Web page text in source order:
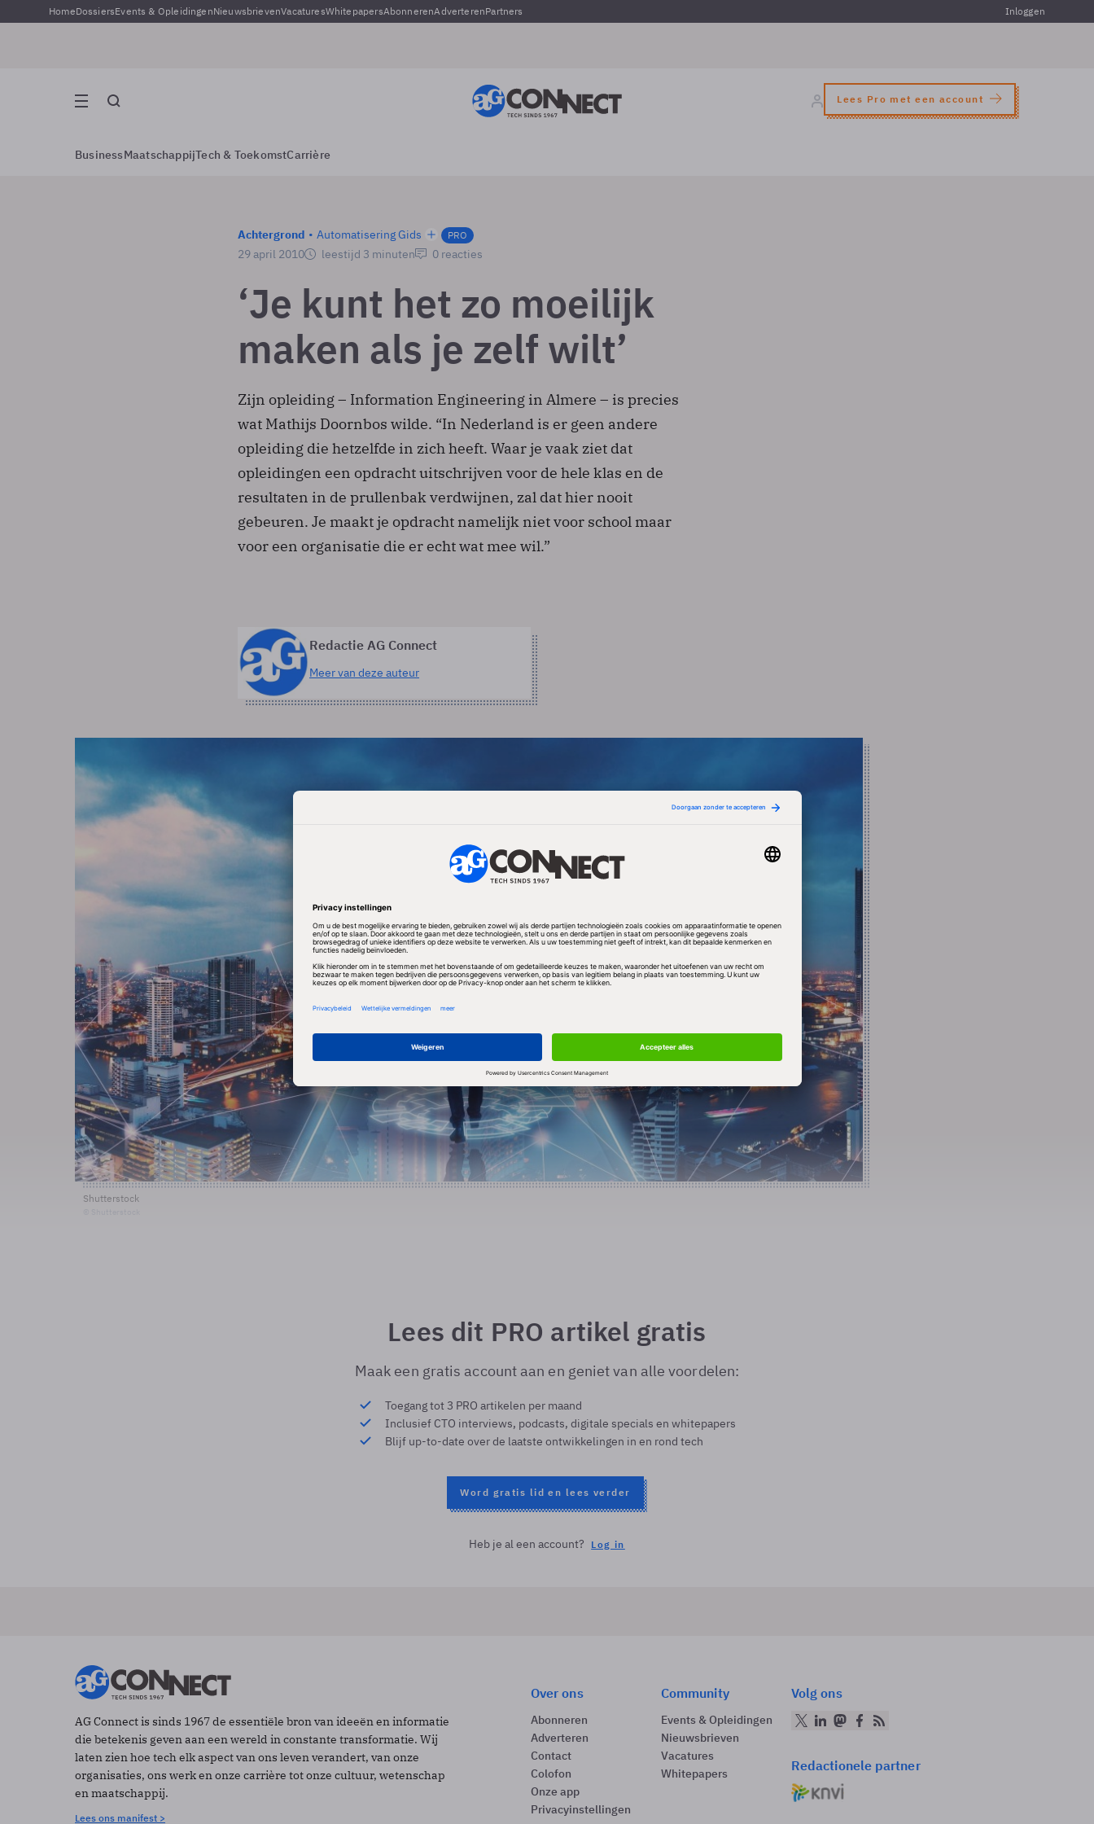
HomeDossiersEvents & OpleidingenNieuwsbrievenVacaturesWhitepapersAbonnerenAdverterenPartners Inloggen
Lees Pro met een account
BusinessMaatschappijTech & ToekomstCarrière
Achtergrond Automatisering Gids PRO
29 april 2010 leestijd 3 minuten 0 reacties
‘Je kunt het zo moeilijk
maken als je zelf wilt’
Zijn opleiding – Information Engineering in Almere – is precies
wat Mathijs Doornbos wilde. “In Nederland is er geen andere
opleiding die hetzelfde in zich heeft. Waar je vaak ziet dat
opleidingen een opdracht uitschrijven voor de hele klas en de
resultaten in de prullenbak verdwijnen, zal dat hier nooit
gebeuren. Je maakt je opdracht namelijk niet voor school maar
voor een organisatie die er echt wat mee wil.”
Redactie AG Connect
Meer van deze auteur
Shutterstock
Lees dit PRO artikel gratis
Maak een gratis account aan en geniet van alle voordelen:
Toegang tot 3 PRO artikelen per maand
Inclusief CTO interviews, podcasts, digitale specials en whitepapers
Blijf up-to-date over de laatste ontwikkelingen in en rond tech
Word gratis lid en lees verder
Heb je al een account? Log in
AG Connect is sinds 1967 de essentiële bron van ideeën en informatie
die betekenis geven aan een wereld in constante transformatie. Wij
laten zien hoe tech elk aspect van ons leven verandert, van onze
organisaties, ons werk en onze carrière tot onze cultuur, wetenschap
en maatschappij.
Lees ons manifest >
Over ons
Abonneren
Adverteren
Contact
Colofon
Onze app
Privacyinstellingen
Community
Events & Opleidingen
Nieuwsbrieven
Vacatures
Whitepapers
Volg ons
Redactionele partner